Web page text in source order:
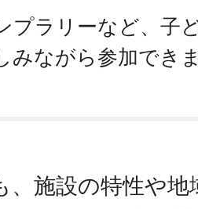
プラリーなど、子
みながら参加でき
、施設の特性や